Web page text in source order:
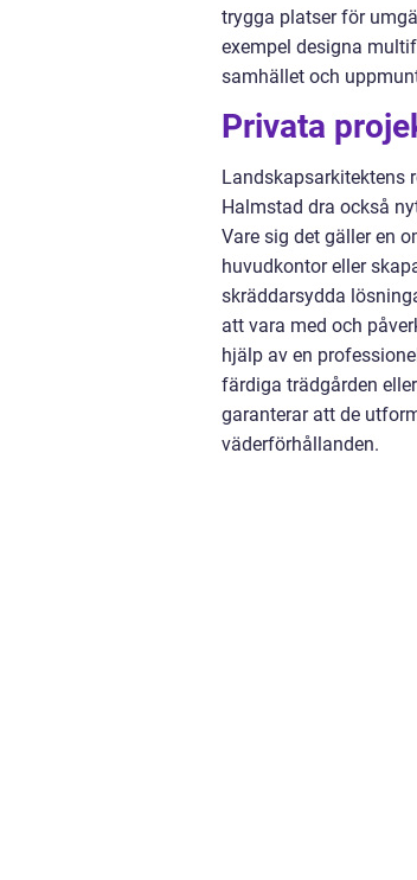
trygga platser för
exempel designa
samhället och
Privata
Landskapsarkitektens
Halmstad dra också
Vare sig det gäller en
huvudkontor eller
skräddarsydda
att vara med och
hjälp av en
färdiga trädgården
garanterar att de
väderförhållanden.